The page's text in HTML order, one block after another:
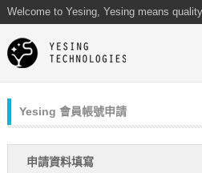
Welcome to Yesing, Yesing means
Yesing 會員帳號申請
申請資料填寫